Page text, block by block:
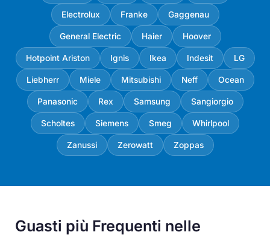
Electrolux Franke Gaggenau
General Electric Haier Hoover
Hotpoint Ariston Ignis Ikea Indesit LG
Liebherr Miele Mitsubishi Neff Ocean
Panasonic Rex Samsung Sangiorgio
Scholtes Siemens Smeg Whirlpool
Zanussi Zerowatt Zoppas
Guasti più Frequenti nelle